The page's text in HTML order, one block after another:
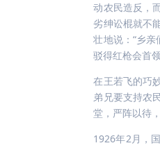
动农民造反，
劣绅讼棍就不
壮地说：“乡
驳得红枪会首
在王若飞的巧
弟兄要支持农
堂，严阵以待
1926年2月，